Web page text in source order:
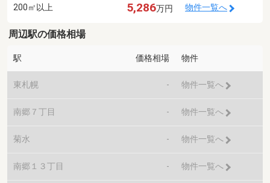
200㎡以上 5,286万円 物件一覧へ
周辺駅の価格相場
駅 価格相場 物件
東札幌 - 物件一覧へ
南郷７丁目 - 物件一覧へ
菊水 - 物件一覧へ
南郷１３丁目 - 物件一覧へ